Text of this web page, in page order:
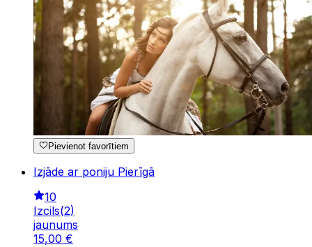
Pievienot favorītiem
Izjāde ar poniju Pierīgā
10
Izcils(2)
jaunums
15,00 €